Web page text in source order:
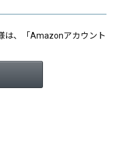
は、「Amazonアカウント